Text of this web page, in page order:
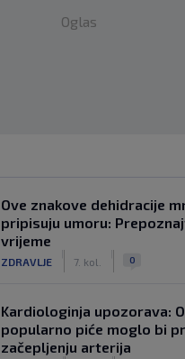
Oglas
Ove znakove dehidracije
pripisuju umoru:
vrijeme
ZDRAVLJE 7. kol. 0
Kardiologinja upozorava:
popularno piće moglo bi
začepljenju arterija